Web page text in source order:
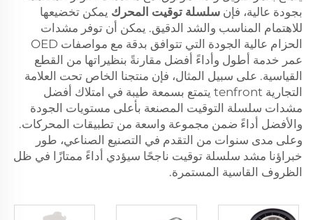
بجودة عالية، فإن سلسلة توقيت المحرك يمكن تخضيعها
للاهتمام المناسب والشد الدقيق. يمكن أن توفر مشدات
الحزام عالية الجودة التي تتوافق بدقة مع مواصفات OED
عمر خدمة أطول وأداءً أفضل مقارنةً بنظيراتها من القطع
القياسية. على سبيل المثال، فإن منتجنا الخاص تحت العلامة
التجارية tenfront يتمتع بسمعة طيبة في امتلاك أفضل
مشدات سلسلة التوقيت المصنعة بأعلى مستويات الجودة
والأفضل أداءً ضمن مجموعة واسعة من تطبيقات المحركات.
وعلى مدى سنوات من التقدم في التصنيع الصناعي، طور
خبراؤنا مشد سلسلة توقيت ناجحًا سيؤدي أداءً ممتازًا في ظل
الظروف القاسية المستمرة.